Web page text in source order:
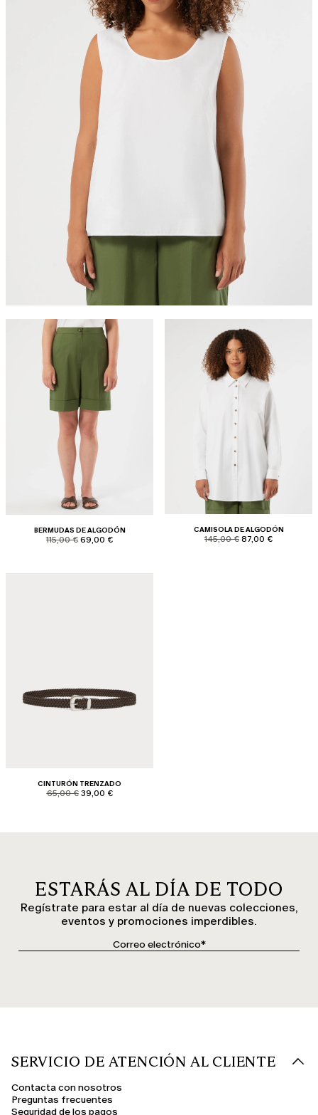
BERMUDAS DE ALGODÓN
product.price.original
115,00 € product.price.sale
69,00 €
CAMISOLA DE ALGODÓN
product.price.original
145,00 € product.price.sale
87,00 €
CINTURÓN TRENZADO
product.price.original
65,00 € product.price.sale
39,00 €
ESTARÁS AL DÍA DE TODO
Regístrate para estar al día de nuevas colecciones,
eventos y promociones imperdibles.
SERVICIO DE ATENCIÓN AL CLIENTE
Contacta con nosotros
Preguntas frecuentes
Seguridad de los pagos